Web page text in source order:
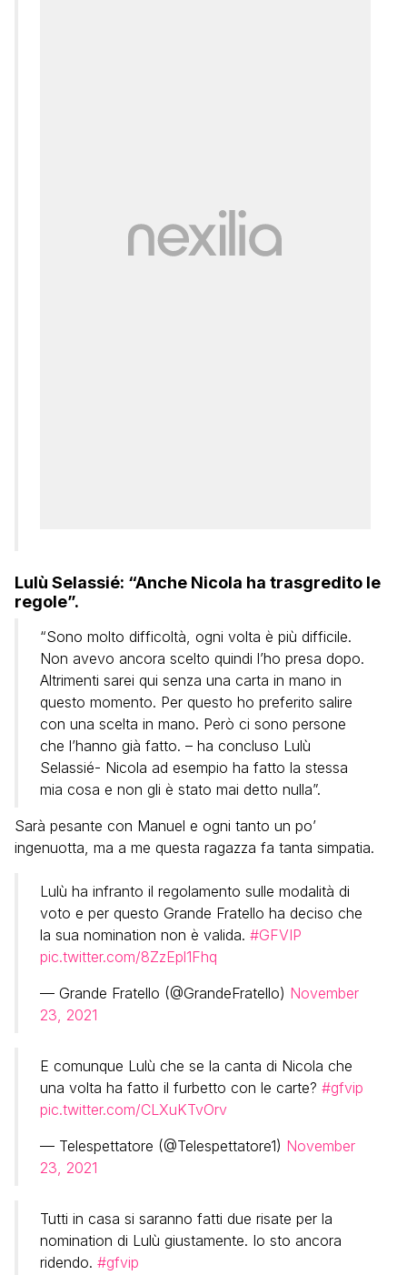
Lulù Selassié: “Anche Nicola ha trasgredito le
regole”.
“Sono molto difficoltà, ogni volta è più difficile.
Non avevo ancora scelto quindi l’ho presa dopo.
Altrimenti sarei qui senza una carta in mano in
questo momento. Per questo ho preferito salire
con una scelta in mano. Però ci sono persone
che l’hanno già fatto. – ha concluso Lulù
Selassié- Nicola ad esempio ha fatto la stessa
mia cosa e non gli è stato mai detto nulla”.
Sarà pesante con Manuel e ogni tanto un po’
ingenuotta, ma a me questa ragazza fa tanta simpatia.
Lulù ha infranto il regolamento sulle modalità di
voto e per questo Grande Fratello ha deciso che
la sua nomination non è valida. #GFVIP
pic.twitter.com/8ZzEpl1Fhq
— Grande Fratello (@GrandeFratello) November
23, 2021
E comunque Lulù che se la canta di Nicola che
una volta ha fatto il furbetto con le carte? #gfvip
pic.twitter.com/CLXuKTvOrv
— Telespettatore (@Telespettatore1) November
23, 2021
Tutti in casa si saranno fatti due risate per la
nomination di Lulù giustamente. Io sto ancora
ridendo. #gfvip